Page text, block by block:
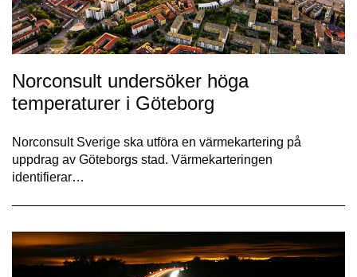
Norconsult undersöker höga
temperaturer i Göteborg
Norconsult Sverige ska utföra en värmekartering på
uppdrag av Göteborgs stad. Värmekarteringen
identifierar…